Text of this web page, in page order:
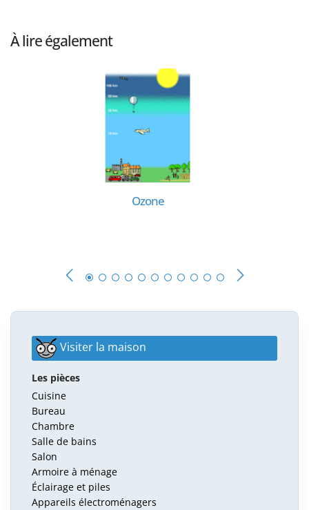
À lire également
Ozone
Visiter la maison
Les pièces
Cuisine
Bureau
Chambre
Salle de bains
Salon
Armoire à ménage
Éclairage et piles
Appareils électroménagers